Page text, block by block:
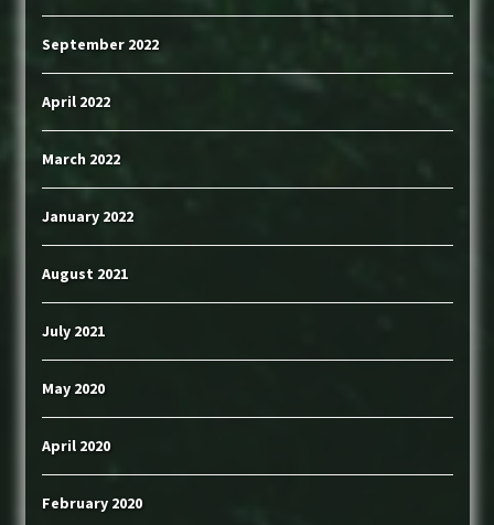
September 2022
April 2022
March 2022
January 2022
August 2021
July 2021
May 2020
April 2020
February 2020